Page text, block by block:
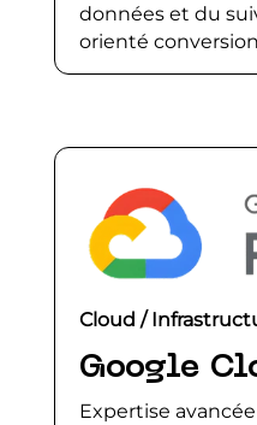
données et du
orienté
Cloud /
Google
Expertise